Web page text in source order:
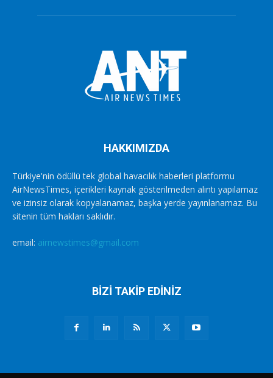
HAKKIMIZDA
Türkiye'nin ödüllü tek global havacılık haberleri platformu
AirNewsTimes, içerikleri kaynak gösterilmeden alıntı yapılamaz
ve izinsiz olarak kopyalanamaz, başka yerde yayınlanamaz. Bu
sitenin tüm hakları saklıdır.
email: airnewstimes@gmail.com
BİZİ TAKİP EDİNİZ